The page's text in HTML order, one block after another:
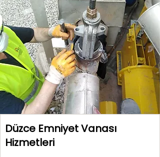
Düzce Emniyet Vanası
Hizmetleri